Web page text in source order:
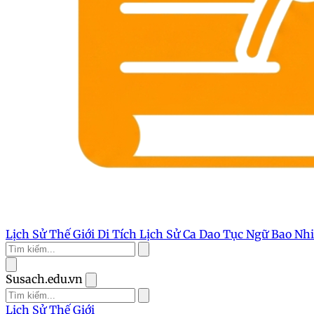
Lịch Sử Thế Giới Di Tích Lịch SửCa Dao Tục NgữBao
Susach.edu.vn
Lịch Sử Thế Giới